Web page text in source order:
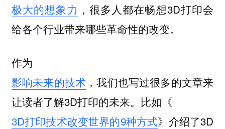
极大的想象力 ，很多人都在畅想3D打印会
给各个行业带来哪些革命性的改变。
作为
影响未来的技术 ，我们也写过很多的文章来
让读者了解3D打印的未来。比如《
3D打印技术改变世界的9种方式》介绍了3D